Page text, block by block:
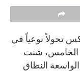
تحولاً نوعياً في
الخامس، شنت
النطاق